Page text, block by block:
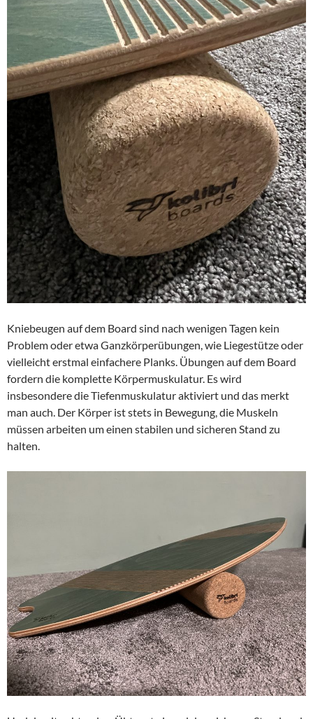
Kniebeugen auf dem Board sind nach wenigen Tagen kein
Problem oder etwa Ganzkörperübungen, wie Liegestütze oder
vielleicht erstmal einfachere Planks. Übungen auf dem Board
fordern die komplette Körpermuskulatur. Es wird
insbesondere die Tiefenmuskulatur aktiviert und das merkt
man auch. Der Körper ist stets in Bewegung, die Muskeln
müssen arbeiten um einen stabilen und sicheren Stand zu
halten.